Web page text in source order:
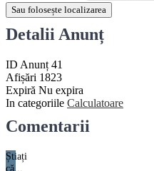
Sau folosește localizarea
Detalii Anunț
ID Anunț 41
Afișări 1823
Expiră Nu expira
In categoriile Calculatoare
Comentarii
Știați
că...